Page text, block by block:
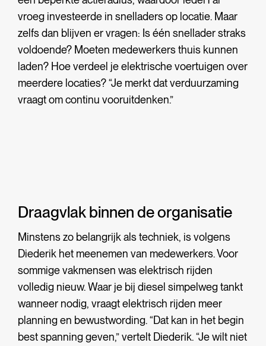
vroeg investeerde in snelladers op locatie. Maar
zelfs dan blijven er vragen: Is één snellader straks
voldoende? Moeten medewerkers thuis kunnen
laden? Hoe verdeel je elektrische voertuigen over
meerdere locaties? “Je merkt dat verduurzaming
vraagt om continu vooruitdenken.”
Draagvlak binnen de organisatie
Minstens zo belangrijk als techniek, is volgens
Diederik het meenemen van medewerkers. Voor
sommige vakmensen was elektrisch rijden
volledig nieuw. Waar je bij diesel simpelweg tankt
wanneer nodig, vraagt elektrisch rijden meer
planning en bewustwording. “Dat kan in het begin
best spanning geven,” vertelt Diederik. “Je wilt niet